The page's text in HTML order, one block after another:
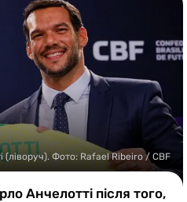
ЛЕ
ЧЕ-2028
Букмекери
Казино
(ліворуч). Фото: Rafael Ribeiro / CBF
Анчелотті після того,